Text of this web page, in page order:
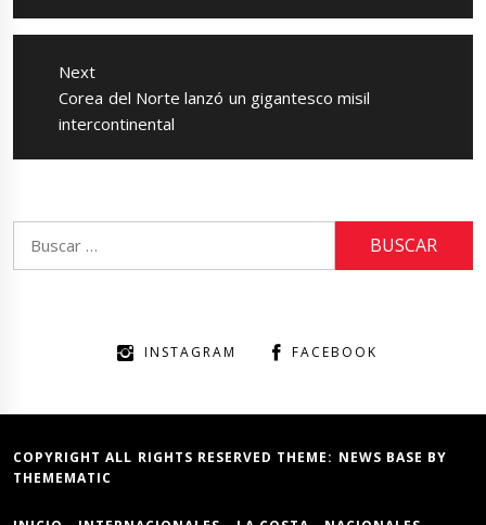
Next
Next
post:
Corea del Norte lanzó un gigantesco misil
intercontinental
INSTAGRAM FACEBOOK
COPYRIGHT ALL RIGHTS RESERVED THEME: NEWS BASE BY
THEMEMATIC